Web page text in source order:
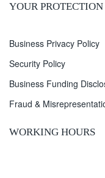
YOUR PROTECTION
Business Privacy Policy
Security Policy
Business Funding
Fraud &
WORKING HOURS